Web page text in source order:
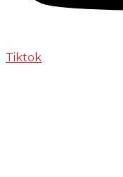
Tiktok